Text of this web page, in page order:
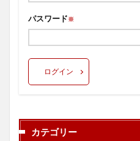
パスワード※
ログイン
カテゴリー